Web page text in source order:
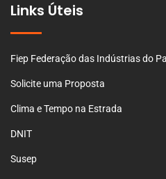
Links Úteis
Fiep Federação das Indústrias do
Solicite uma Proposta
Clima e Tempo na Estrada
DNIT
Susep